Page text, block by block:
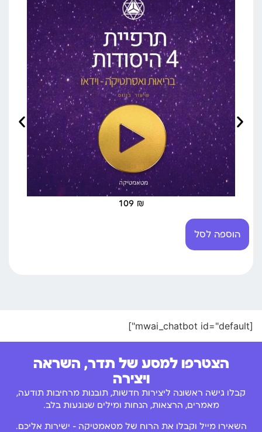
109 ₪
הוספה לסל
[mwai_chatbot id="default"]
הצטרפו למסע של תדר, השראה
ויצירה
קבלו גישה ראשונה ליצירות חדשות, תובנות מרחיבות תודעה,
מאמרים, הרצאות, הנחות ומילים שנוגעות בלב.
השאירו מייל וקבלו את הרוח של מטאמטיקה – ישירות אליכם.